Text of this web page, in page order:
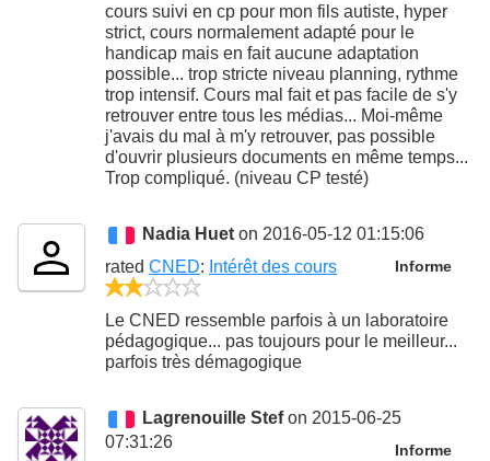
cours suivi en cp pour mon fils autiste, hyper
strict, cours normalement adapté pour le
handicap mais en fait aucune adaptation
possible... trop stricte niveau planning, rythme
trop intensif. Cours mal fait et pas facile de s'y
retrouver entre tous les médias... Moi-même
j'avais du mal à m'y retrouver, pas possible
d'ouvrir plusieurs documents en même temps...
Trop compliqué. (niveau CP testé)
Nadia Huet on 2016-05-12 01:15:06
Informe
rated CNED: Intérêt des cours
Le CNED ressemble parfois à un laboratoire
pédagogique... pas toujours pour le meilleur...
parfois très démagogique
Lagrenouille Stefon 2015-06-25
07:31:26
Informe